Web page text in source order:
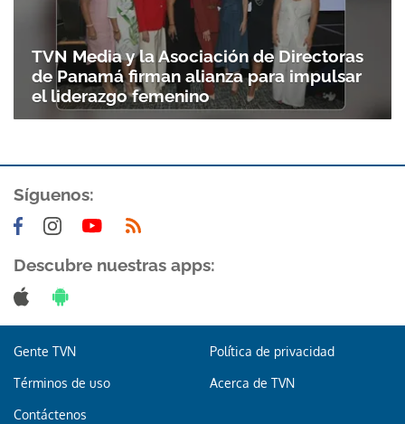
Gracias por suscribirte a nuestro boletín.
TVN Media y la Asociación de Directoras
de Panamá firman alianza para impulsar
el liderazgo femenino
Síguenos:
Descubre nuestras apps:
Gente TVN Política de privacidad
Términos de uso Acerca de TVN
Contáctenos